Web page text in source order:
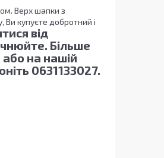
Верх шапки з
Ви купуєте добротний і
від
Більше
або на нашій
0631133027.